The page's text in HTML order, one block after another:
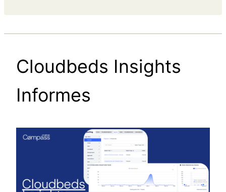
Cloudbeds Insights
Informes